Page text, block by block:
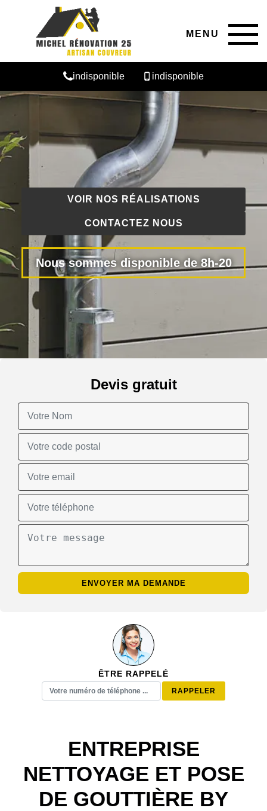
MENU
indisponible indisponible
VOIR NOS RÉALISATIONS
CONTACTEZ NOUS
Nous sommes disponible de 8h-20
Devis gratuit
ÊTRE RAPPELÉ
ENTREPRISE
NETTOYAGE ET POSE
DE GOUTTIÈRE BY